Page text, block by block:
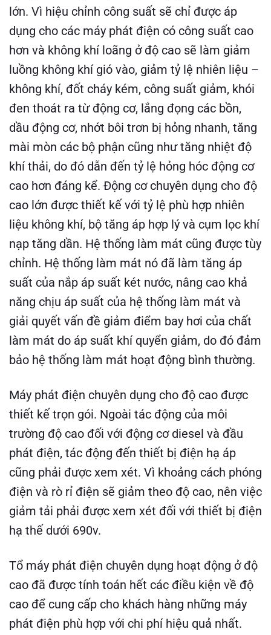
lớn. Vì hiệu chỉnh công suất sẽ chỉ được áp
dụng cho các máy phát điện có công suất cao
hơn và không khí loãng ở độ cao sẽ làm giảm
luồng không khí gió vào, giảm tỷ lệ nhiên liệu –
không khí, đốt cháy kém, công suất giảm, khói
đen thoát ra từ động cơ, lắng đọng các bồn,
dầu động cơ, nhớt bôi trơn bị hỏng nhanh, tăng
mài mòn các bộ phận cũng như tăng nhiệt độ
khí thải, do đó dẫn đến tỷ lệ hỏng hóc động cơ
cao hơn đáng kể. Động cơ chuyên dụng cho độ
cao lớn được thiết kế với tỷ lệ phù hợp nhiên
liệu không khí, bộ tăng áp hợp lý và cụm lọc khí
nạp tăng dần. Hệ thống làm mát cũng được tùy
chỉnh. Hệ thống làm mát nó đã làm tăng áp
suất của nắp áp suất két nước, nâng cao khả
năng chịu áp suất của hệ thống làm mát và
giải quyết vấn đề giảm điểm bay hơi của chất
làm mát do áp suất khí quyển giảm, do đó đảm
bảo hệ thống làm mát hoạt động bình thường.
Máy phát điện chuyên dụng cho độ cao được
thiết kế trọn gói. Ngoài tác động của môi
trường độ cao đối với động cơ diesel và đầu
phát điện, tác động đến thiết bị điện hạ áp
cũng phải được xem xét. Vì khoảng cách phóng
điện và rò rỉ điện sẽ giảm theo độ cao, nên việc
giảm tải phải được xem xét đối với thiết bị điện
hạ thế dưới 690v.
Tổ máy phát điện chuyên dụng hoạt động ở độ
cao đã được tính toán hết các điều kiện về độ
cao để cung cấp cho khách hàng những máy
phát điện phù hợp với chi phí hiệu quả nhất.